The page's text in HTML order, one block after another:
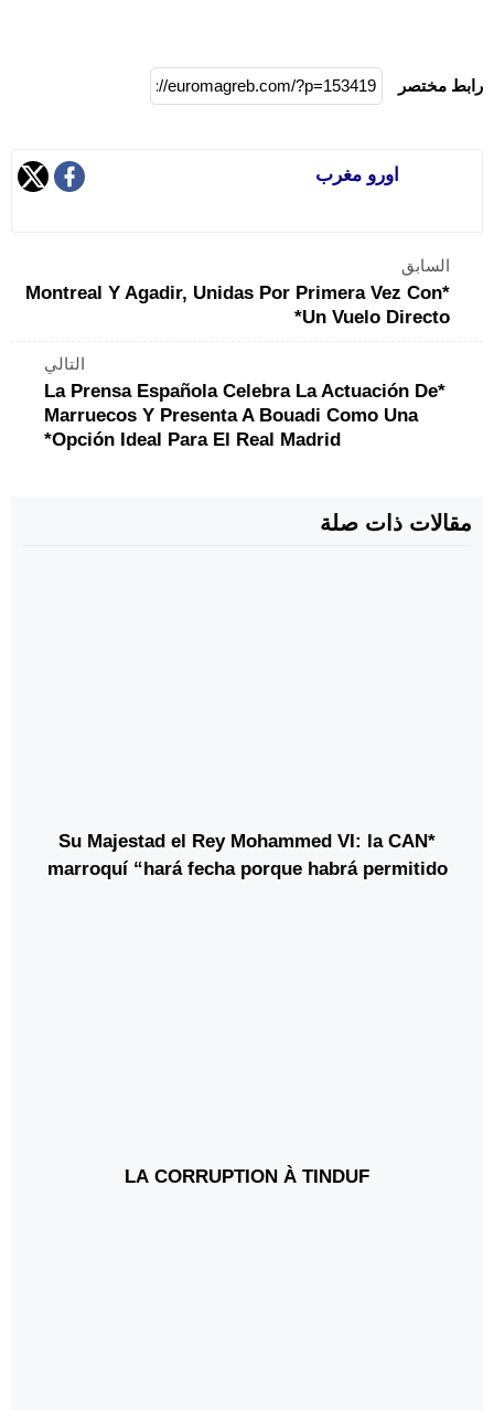
رابط مختصر
اورو مغرب
السابق
*Montreal Y Agadir, Unidas Por Primera Vez Con
Un Vuelo Directo*
التالي
*La Prensa Española Celebra La Actuación De
Marruecos Y Presenta A Bouadi Como Una
Opción Ideal Para El Real Madrid*
مقالات ذات صلة
*Su Majestad el Rey Mohammed VI: la CAN
marroquí “hará fecha porque habrá permitido
LA CORRUPTION À TINDUF